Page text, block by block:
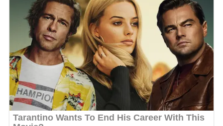
la musique gabonaise et africaine.
MOTS-CLÉS : MAGALI PALMIRA WORA UNE